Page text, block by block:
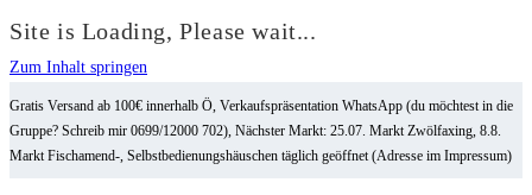
Site is Loading, Please wait...
Zum Inhalt springen
Gratis Versand ab 100€ innerhalb Ö, Verkaufspräsentation WhatsApp (du möchtest in die
Gruppe? Schreib mir 0699/12000 702), Nächster Markt: 25.07. Markt Zwölfaxing, 8.8.
Markt Fischamend-, Selbstbedienungshäuschen täglich geöffnet (Adresse im Impressum)